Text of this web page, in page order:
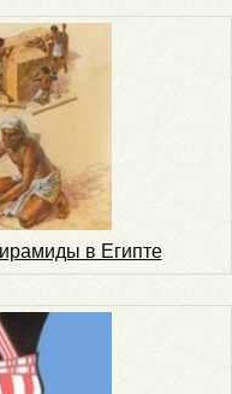
в Египте